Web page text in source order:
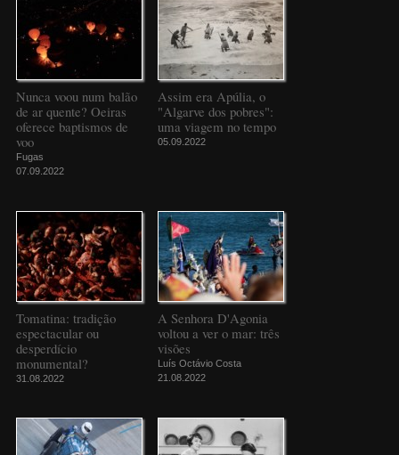
Nunca voou num balão
de ar quente? Oeiras
oferece baptismos de
voo
Fugas
07.09.2022
Assim era Apúlia, o
"Algarve dos pobres":
uma viagem no tempo
05.09.2022
Tomatina: tradição
espectacular ou
desperdício
monumental?
31.08.2022
A Senhora D'Agonia
voltou a ver o mar: três
visões
Luís Octávio Costa
21.08.2022